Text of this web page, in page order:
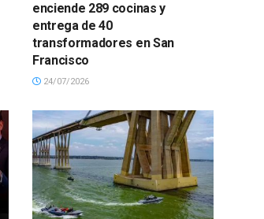
enciende 289 cocinas y
entrega de 40
transformadores en San
Francisco
24/07/2026